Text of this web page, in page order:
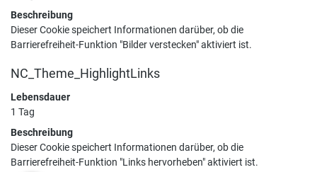
Beschreibung
Dieser Cookie speichert Informationen darüber, ob die
Barrierefreiheit-Funktion "Bilder verstecken" aktiviert ist.
NC_Theme_HighlightLinks
Lebensdauer
1 Tag
Beschreibung
Dieser Cookie speichert Informationen darüber, ob die
Barrierefreiheit-Funktion "Links hervorheben" aktiviert ist.